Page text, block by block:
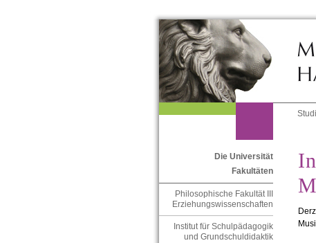
Die Universität
Fakultäten
Philosophische Fakultät III
Erziehungswissenschaften
Institut für Schulpädagogik
und Grundschuldidaktik